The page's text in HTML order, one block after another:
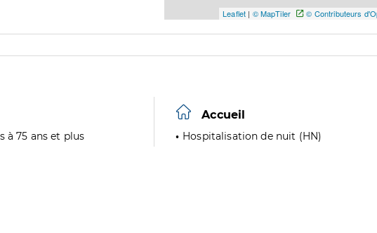
Leaflet | © MapTiler © Contributeurs
à 75 ans et plus
Accueil
Hospitalisation de nuit (HN)